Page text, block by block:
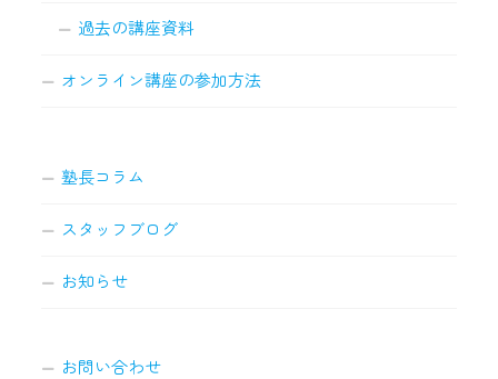
過去の講座資料
オンライン講座の参加方法
塾長コラム
スタッフブログ
お知らせ
お問い合わせ